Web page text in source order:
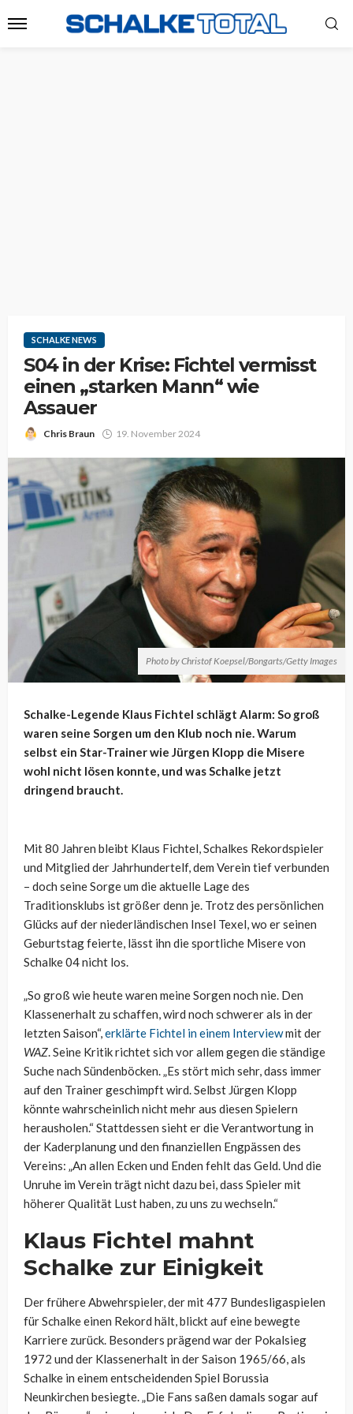
SCHALKE NEWS
S04 in der Krise: Fichtel vermisst
einen „starken Mann“ wie
Assauer
Chris Braun 19. November 2024
Photo by Christof Koepsel/Bongarts/Getty Images
Schalke-Legende Klaus Fichtel schlägt Alarm: So groß
waren seine Sorgen um den Klub noch nie. Warum
selbst ein Star-Trainer wie Jürgen Klopp die Misere
wohl nicht lösen konnte, und was Schalke jetzt
dringend braucht.
Mit 80 Jahren bleibt Klaus Fichtel, Schalkes Rekordspieler
und Mitglied der Jahrhundertelf, dem Verein tief verbunden
– doch seine Sorge um die aktuelle Lage des
Traditionsklubs ist größer denn je. Trotz des persönlichen
Glücks auf der niederländischen Insel Texel, wo er seinen
Geburtstag feierte, lässt ihn die sportliche Misere von
Schalke 04 nicht los.
„So groß wie heute waren meine Sorgen noch nie. Den
Klassenerhalt zu schaffen, wird noch schwerer als in der
letzten Saison“,erklärte Fichtel in einem Interviewmit der
WAZ. Seine Kritik richtet sich vor allem gegen die ständige
Suche nach Sündenböcken. „Es stört mich sehr, dass immer
auf den Trainer geschimpft wird. Selbst Jürgen Klopp
könnte wahrscheinlich nicht mehr aus diesen Spielern
herausholen.“ Stattdessen sieht er die Verantwortung in
der Kaderplanung und den finanziellen Engpässen des
Vereins: „An allen Ecken und Enden fehlt das Geld. Und die
Unruhe im Verein trägt nicht dazu bei, dass Spieler mit
höherer Qualität Lust haben, zu uns zu wechseln.“
Klaus Fichtel mahnt
Schalke zur Einigkeit
Der frühere Abwehrspieler, der mit 477 Bundesligaspielen
für Schalke einen Rekord hält, blickt auf eine bewegte
Karriere zurück. Besonders prägend war der Pokalsieg
1972 und der Klassenerhalt in der Saison 1965/66, als
Schalke in einem entscheidenden Spiel Borussia
Neunkirchen besiegte. „Die Fans saßen damals sogar auf